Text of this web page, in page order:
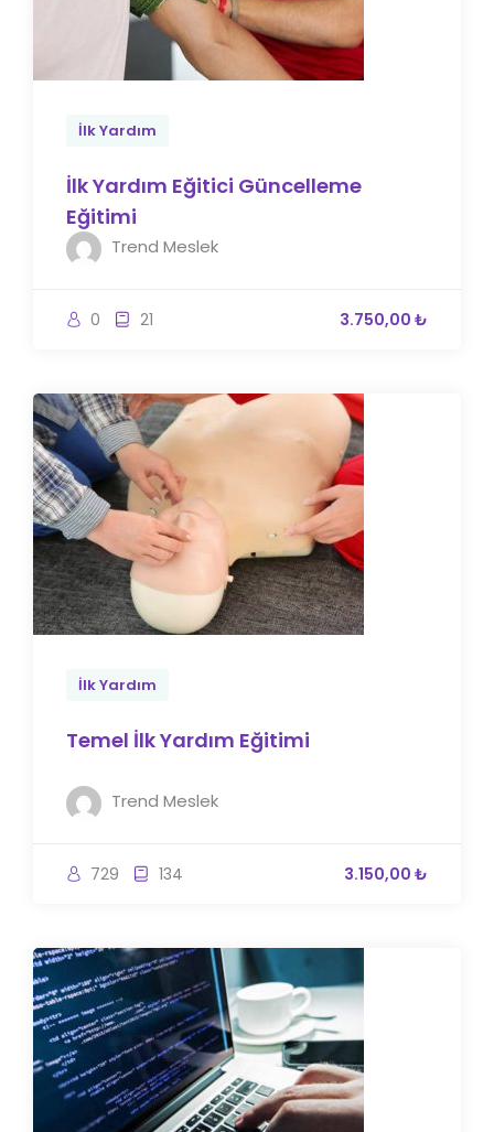
İlk Yardım
İlk Yardım Eğitici Güncelleme
Eğitimi
Trend Meslek
0 21 3.750,00 ₺
İlk Yardım
Temel İlk Yardım Eğitimi
Trend Meslek
729 134 3.150,00 ₺